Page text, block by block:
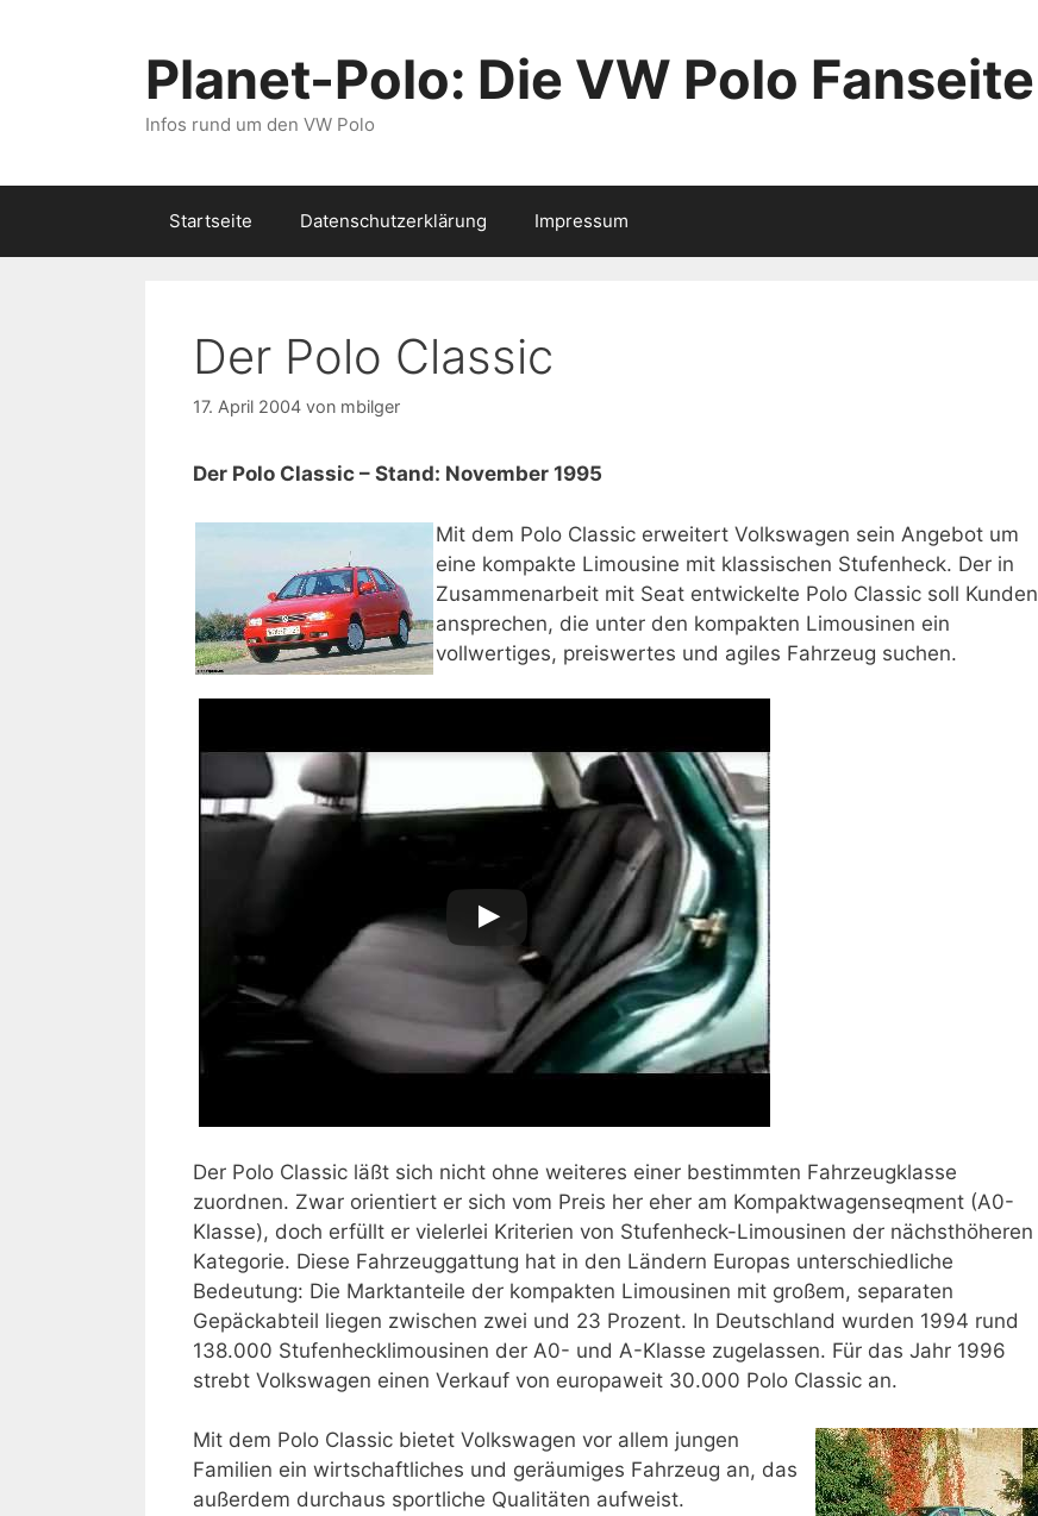
Planet-Polo: Die VW Polo Fanseite
Infos rund um den VW Polo
Startseite Datenschutzerklärung Impressum
Der Polo Classic
17. April 2004 von mbilger
Der Polo Classic – Stand: November 1995
Mit dem Polo Classic erweitert Volkswagen sein Angebot um
eine kompakte Limousine mit klassischen Stufenheck. Der in
Zusammenarbeit mit Seat entwickelte Polo Classic soll Kunden
ansprechen, die unter den kompakten Limousinen ein
vollwertiges, preiswertes und agiles Fahrzeug suchen.
Der Polo Classic läßt sich nicht ohne weiteres einer bestimmten Fahrzeugklasse
zuordnen. Zwar orientiert er sich vom Preis her eher am Kompaktwagenseqment (A0-
Klasse), doch erfüllt er vielerlei Kriterien von Stufenheck-Limousinen der nächsthöheren
Kategorie. Diese Fahrzeuggattung hat in den Ländern Europas unterschiedliche
Bedeutung: Die Marktanteile der kompakten Limousinen mit großem, separaten
Gepäckabteil liegen zwischen zwei und 23 Prozent. In Deutschland wurden 1994 rund
138.000 Stufenhecklimousinen der A0- und A-Klasse zugelassen. Für das Jahr 1996
strebt Volkswagen einen Verkauf von europaweit 30.000 Polo Classic an.
Mit dem Polo Classic bietet Volkswagen vor allem jungen
Familien ein wirtschaftliches und geräumiges Fahrzeug an, das
außerdem durchaus sportliche Qualitäten aufweist.